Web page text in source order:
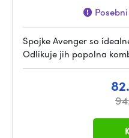
Spojke Avenger so
Odlikuje jih popolna